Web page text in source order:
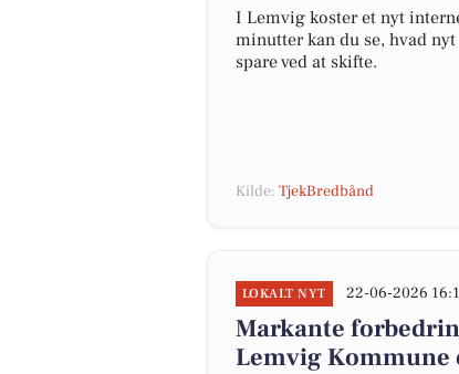
I Lemvig koster et nyt
minutter kan du se, hvad
spare ved at skifte.
Kilde: TjekBredbånd
LOKALT NYT 22-06-2026
Markante
Lemvig Kommune